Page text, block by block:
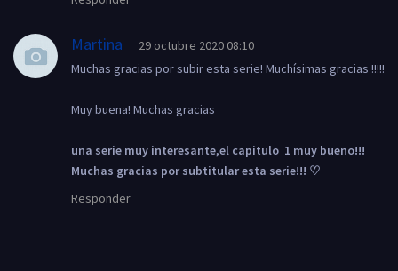
Martina
29 octubre 2020 08:10
Muchas gracias por subir esta serie! Muchísimas gracias !!!!!
Muy buena! Muchas gracias
una serie muy interesante,el capitulo 1 muy bueno!!!
Muchas gracias por subtitular esta serie!!! ♡
Responder